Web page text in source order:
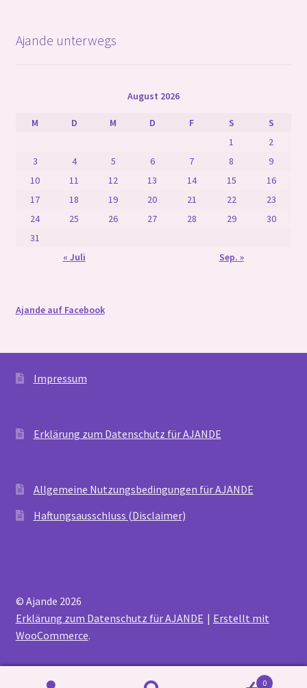
Ajande unterwegs
August 2026
M D M D F S
S
1
2
3
4 5 6 7 8
9
10
11 12 13 14 15
16
17
18 19 20 21 22
23
24
25 26 27 28 29
30
31
« Juli
Sep. »
Ajande auf Facebook
Impressum
Erklärung zum Datenschutz für AJANDE
Allgemeine Nutzungsbedingungen für AJANDE
Haftungsausschluss (Disclaimer)
© Ajande 2026
Erklärung zum Datenschutz für AJANDE
Erstellt mit
WooCommerce.
0